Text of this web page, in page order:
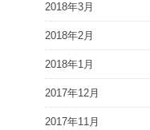
2018年3月
2018年2月
2018年1月
2017年12月
2017年11月